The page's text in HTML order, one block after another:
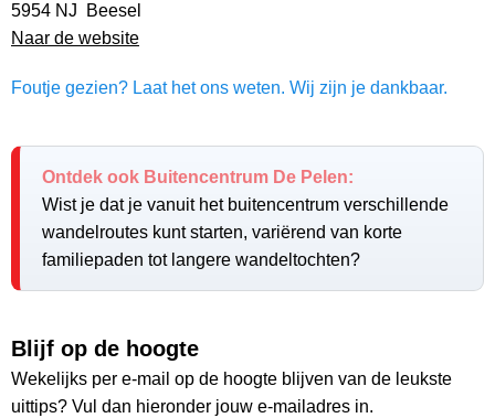
5954 NJ Beesel
Naar de website
Foutje gezien? Laat het ons weten. Wij zijn je dankbaar.
Ontdek ook Buitencentrum De Pelen:
Wist je dat je vanuit het buitencentrum verschillende
wandelroutes kunt starten, variërend van korte
familiepaden tot langere wandeltochten?
Blijf op de hoogte
Wekelijks per e-mail op de hoogte blijven van de leukste
uittips? Vul dan hieronder jouw e-mailadres in.